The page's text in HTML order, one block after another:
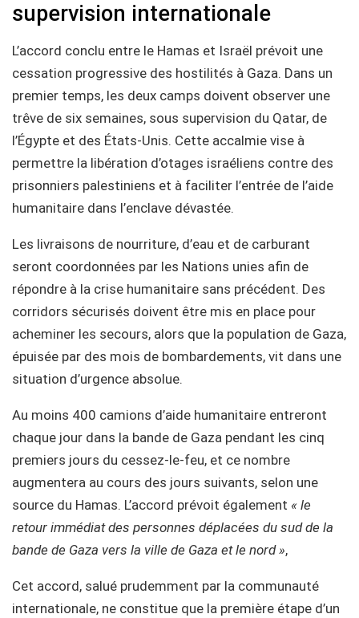
supervision internationale
L’accord conclu entre le Hamas et Israël prévoit une
cessation progressive des hostilités à Gaza. Dans un
premier temps, les deux camps doivent observer une
trêve de six semaines, sous supervision du Qatar, de
l’Égypte et des États-Unis. Cette accalmie vise à
permettre la libération d’otages israéliens contre des
prisonniers palestiniens et à faciliter l’entrée de l’aide
humanitaire dans l’enclave dévastée.
Les livraisons de nourriture, d’eau et de carburant
seront coordonnées par les Nations unies afin de
répondre à la crise humanitaire sans précédent. Des
corridors sécurisés doivent être mis en place pour
acheminer les secours, alors que la population de Gaza,
épuisée par des mois de bombardements, vit dans une
situation d’urgence absolue.
Au moins 400 camions d’aide humanitaire entreront
chaque jour dans la bande de Gaza pendant les cinq
premiers jours du cessez-le-feu, et ce nombre
augmentera au cours des jours suivants, selon une
source du Hamas. L’accord prévoit également « le
retour immédiat des personnes déplacées du sud de la
bande de Gaza vers la ville de Gaza et le nord »,
Cet accord, salué prudemment par la communauté
internationale, ne constitue que la première étape d’un